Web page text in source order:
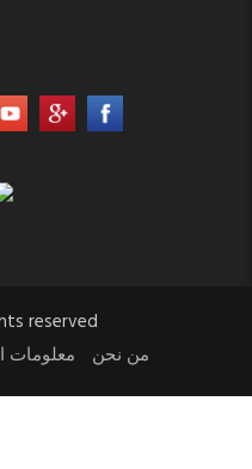
reserved
من نحن
معلومات